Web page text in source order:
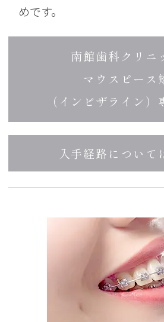
めです。
南館歯科クリニ
マウスピース
（インビザライン）
入手経路について